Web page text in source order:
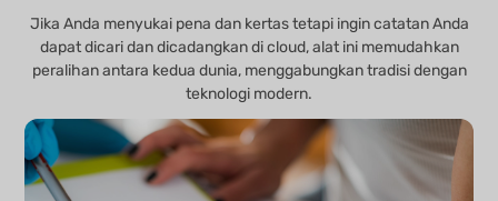
Jika Anda menyukai pena dan kertas tetapi ingin catatan Anda
dapat dicari dan dicadangkan di cloud, alat ini memudahkan
peralihan antara kedua dunia, menggabungkan tradisi dengan
teknologi modern.